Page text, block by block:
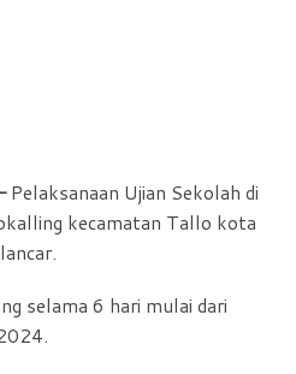
Pelaksanaan Ujian Sekolah di
kecamatan Tallo kota
selama 6 hari mulai dari